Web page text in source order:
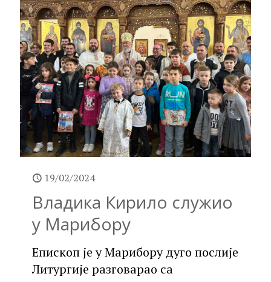
19/02/2024
Владика Кирило служио
у Марибору
Епископ је у Марибору дуго послије
Литургије разговарао са